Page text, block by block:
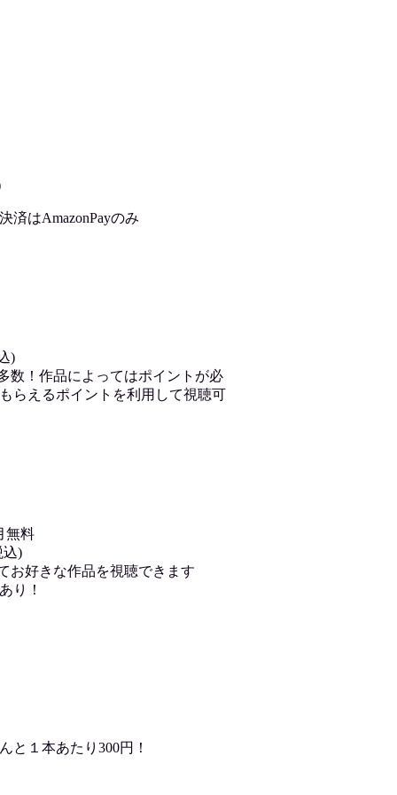
済はAmazonPayのみ
)
！作品によってはポイントが必
らえるポイントを利用して視聴可
無料
込)
お好きな作品を視聴できます
り！
と１本あたり300円！